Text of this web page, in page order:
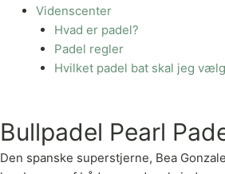
Videnscenter
Hvad er padel?
Padel regler
Hvilket padel bat skal jeg
Bullpadel Pearl
Den spanske superstjerne, Bea